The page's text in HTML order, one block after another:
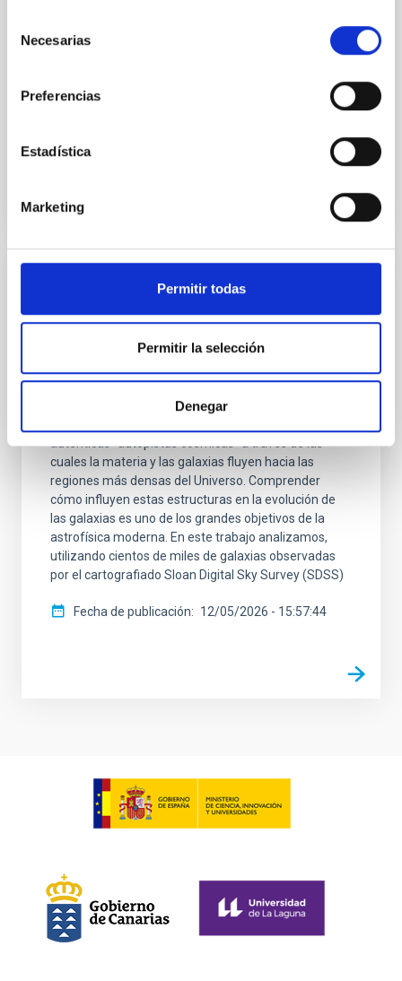
Necesarias
Preferencias
Estadística
Marketing
Permitir todas
Permitir la selección
Denegar
de materia. Aunque algunas de sus características
espectroscópicas han sido analizadas en detalle (por
presencia de vientos ópticos), la aparición de
Fecha de publicación
RESULTADO DE INVESTIGACIÓN
Los filamentos cósmicos: las autopistas
Las galaxias se organizan formando una gigantesca
red cósmica compuesta por vacíos, filamentos y
auténticas “autopistas cósmicas” a través de las
cuales la materia y las galaxias fluyen hacia las
regiones más densas del Universo. Comprender
cómo influyen estas estructuras en la evolución de
las galaxias es uno de los grandes objetivos de la
astrofísica moderna. En este trabajo analizamos,
utilizando cientos de miles de galaxias observadas
por el cartografiado Sloan Digital Sky Survey (SDSS)
Fecha de publicación 12/05/2026 - 15:57:44